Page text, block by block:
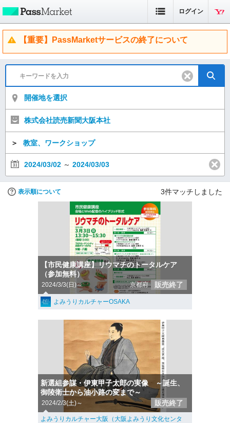
ログイン
【重要】PassMarketサービスの終了について
開催地を選択
株式会社読売新聞大阪本社
＞ 教室、ワークショップ
2024/03/02 ～ 2024/03/03
表示順について 3件マッチしました
【市民健康講座】リウマチのトータルケア
（参加無料）
2024/3/3(日)～ 京都府 販売終了
よみうりカルチャーOSAKA
新選組参謀・伊東甲子太郎の実像 ～誕生、
御陵衛士から油小路の変まで～
2024/2/3(土)～ 販売終了
よみうりカルチャー大阪（大阪よみうり文化センタ